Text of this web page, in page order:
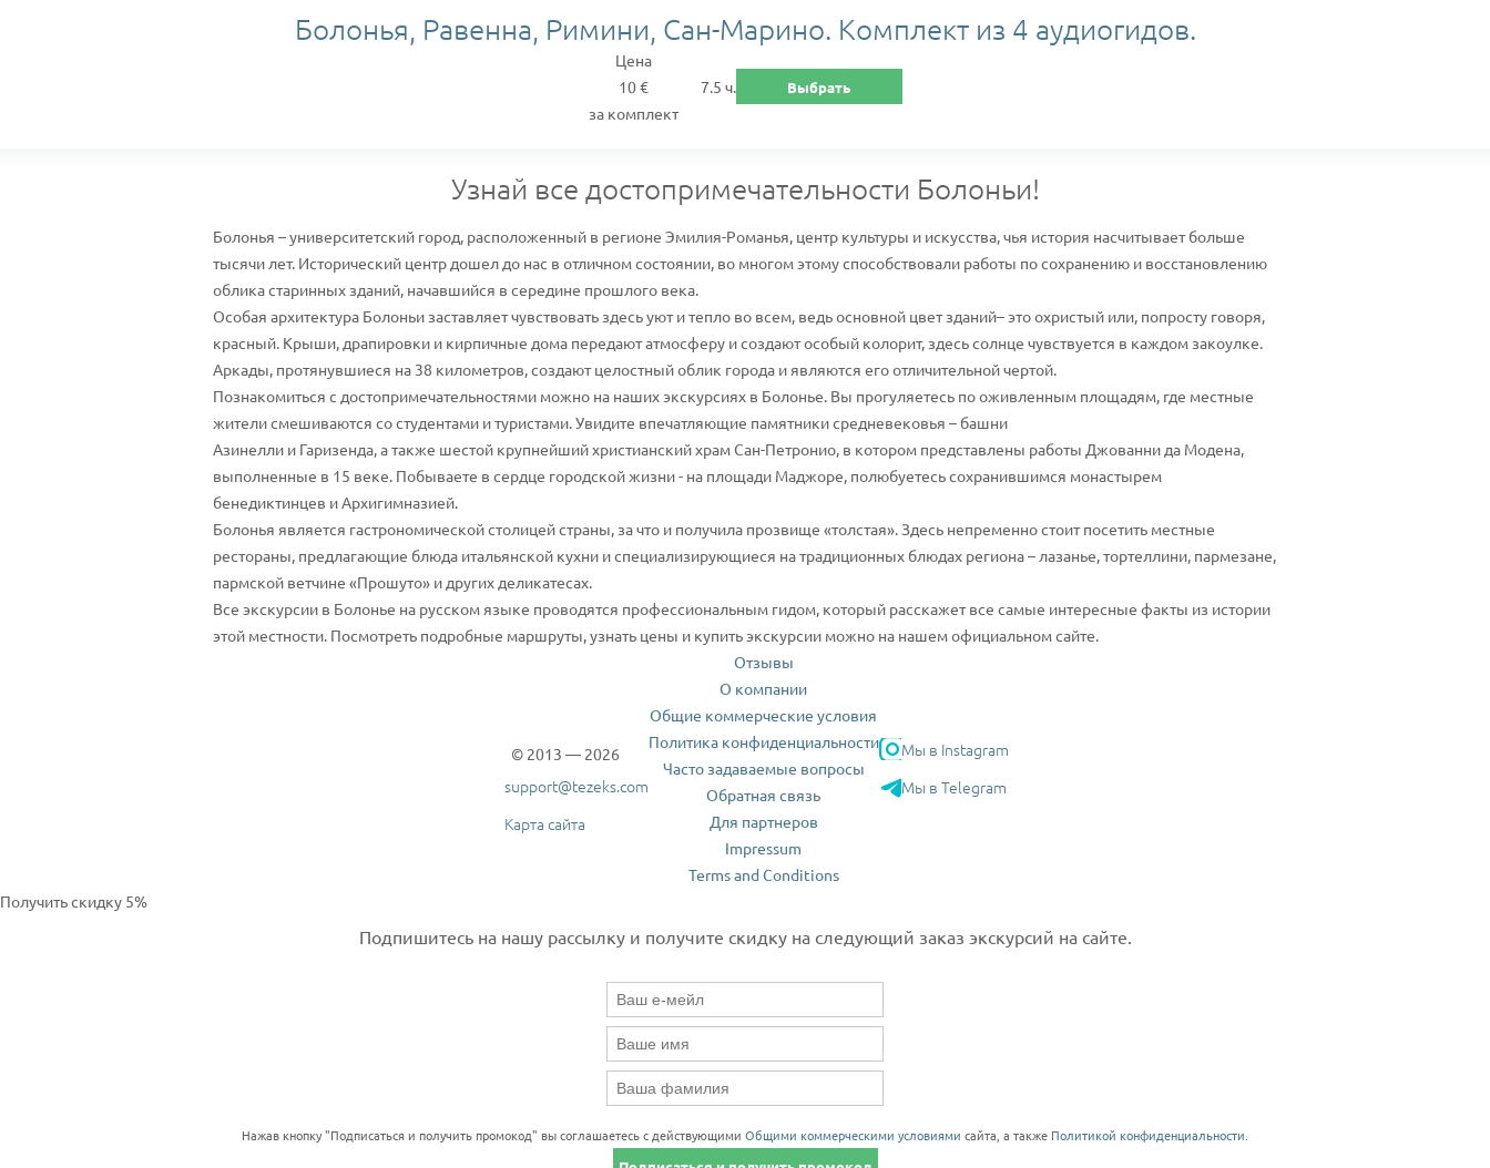
Болонья, Равенна, Римини, Сан-Марино. Комплект из 4 аудиогидов.
Цена
10 €
за комплект
7.5 ч. Выбрать
Узнай все достопримечательности Болоньи!
Болонья – университетский город, расположенный в регионе Эмилия-Романья, центр культуры и искусства, чья история насчитывает больше
тысячи лет. Исторический центр дошел до нас в отличном состоянии, во многом этому способствовали работы по сохранению и восстановлению
облика старинных зданий, начавшийся в середине прошлого века.
Особая архитектура Болоньи заставляет чувствовать здесь уют и тепло во всем, ведь основной цвет зданий– это охристый или, попросту говоря,
красный. Крыши, драпировки и кирпичные дома передают атмосферу и создают особый колорит, здесь солнце чувствуется в каждом закоулке.
Аркады, протянувшиеся на 38 километров, создают целостный облик города и являются его отличительной чертой.
Познакомиться с достопримечательностями можно на наших экскурсиях в Болонье. Вы прогуляетесь по оживленным площадям, где местные
жители смешиваются со студентами и туристами. Увидите впечатляющие памятники средневековья – башни
Азинелли и Гаризенда, а также шестой крупнейший христианский храм Сан-Петронио, в котором представлены работы Джованни да Модена,
выполненные в 15 веке. Побываете в сердце городской жизни - на площади Маджоре, полюбуетесь сохранившимся монастырем
бенедиктинцев и Архигимназией.
Болонья является гастрономической столицей страны, за что и получила прозвище «толстая». Здесь непременно стоит посетить местные
рестораны, предлагающие блюда итальянской кухни и специализирующиеся на традиционных блюдах региона – лазанье, тортеллини, пармезане,
пармской ветчине «Прошуто» и других деликатесах.
Все экскурсии в Болонье на русском языке проводятся профессиональным гидом, который расскажет все самые интересные факты из истории
этой местности. Посмотреть подробные маршруты, узнать цены и купить экскурсии можно на нашем официальном сайте.
© 2013 — 2026
support@tezeks.com
Карта сайта
Отзывы
О компании
Общие коммерческие условия
Политика конфиденциальности
Часто задаваемые вопросы
Обратная связь
Для партнеров
Impressum
Terms and Conditions
Мы в Instagram
Мы в Telegram
Получить скидку 5%
Подпишитесь на нашу рассылку и получите скидку на следующий заказ экскурсий на сайте.
Нажав кнопку "Подписаться и получить промокод" вы соглашаетесь с действующими Общими коммерческими условиями сайта, а также Политикой конфиденциальности